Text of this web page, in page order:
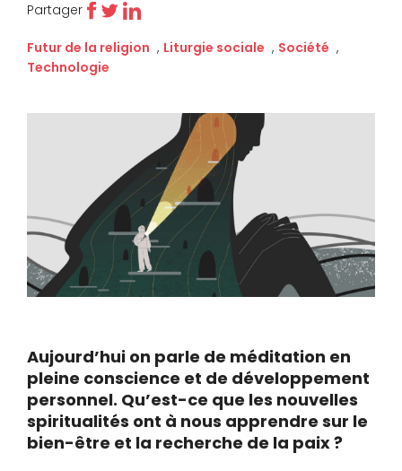
Partager
Futur de la religion , Liturgie sociale , Société ,
Technologie
Aujourd’hui on parle de méditation en
pleine conscience et de développement
personnel. Qu’est-ce que les nouvelles
spiritualités ont à nous apprendre sur le
bien-être et la recherche de la paix ?